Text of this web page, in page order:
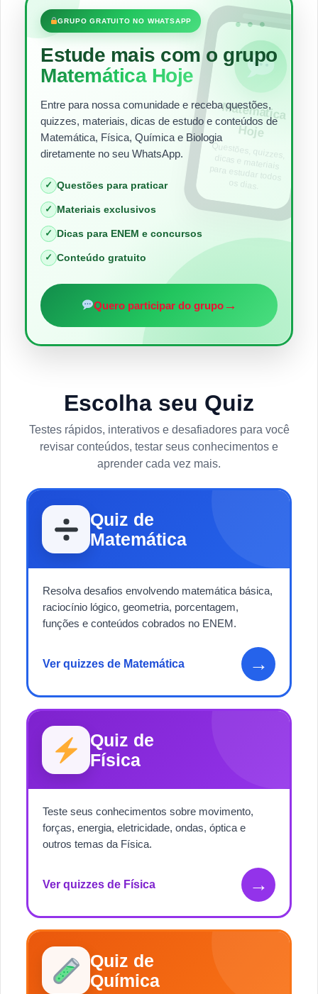
•••
GRUPO GRATUITO NO WHATSAPP
Estude mais com o grupo
Matemática Hoje
Entre para nossa comunidade e receba questões,
quizzes, materiais, dicas de estudo e conteúdos de
Matemática, Física, Química e Biologia
diretamente no seu WhatsApp.
✓ Questões para praticar
✓ Materiais exclusivos
✓ Dicas para ENEM e concursos
✓ Conteúdo gratuito
Quero participar do grupo→
Matem
ática
Hoje
Questões, quizzes,
dicas e materiais
para estudar todos
os dias.
Escolha seu Quiz
Testes rápidos, interativos e desafiadores para você
revisar conteúdos, testar seus conhecimentos e
aprender cada vez mais.
Quiz de
Matemática
Resolva desafios envolvendo matemática básica,
raciocínio lógico, geometria, porcentagem,
funções e conteúdos cobrados no ENEM.
Ver quizzes de Matemática →
Quiz de
Física
Teste seus conhecimentos sobre movimento,
forças, energia, eletricidade, ondas, óptica e
outros temas da Física.
Ver quizzes de Física →
Quiz de
Química